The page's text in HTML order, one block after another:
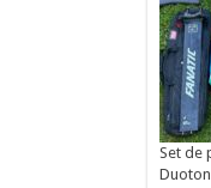
Set de